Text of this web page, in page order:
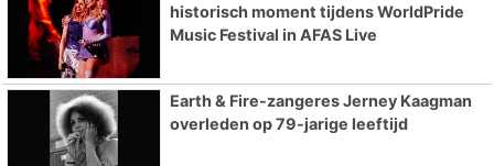
historisch moment tijdens WorldPride
Music Festival in AFAS Live
Earth & Fire-zangeres Jerney Kaagman
overleden op 79-jarige leeftijd